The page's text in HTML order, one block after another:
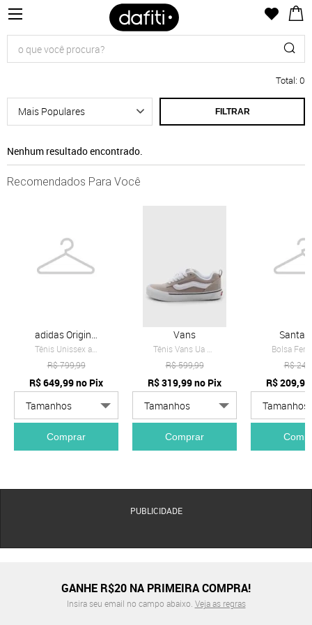
Total: 0
FILTRAR
Nenhum resultado encontrado.
Recomendados Para Você
adidas Originals
R$799,99
R$649,99no Pix
Comprar
Vans
R$599,99
R$319,99no Pix
Comprar
Santa
R$
R$209,99
PUBLICIDADE
GANHE R$20 NA PRIMEIRA COMPRA!
Insira seu email no campo abaixo. Veja as regras